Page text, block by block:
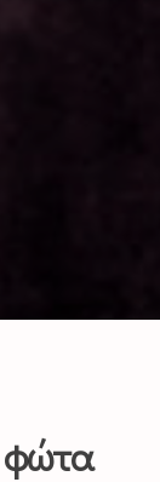
φώτα